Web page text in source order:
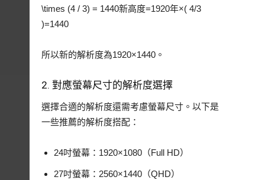
\times (4 / 3) = 1440新高度=1920年×( 4/3
)=1440
所以新的解析度為1920×1440。
2. 對應螢幕尺寸的解析度選擇
選擇合適的解析度還需考慮螢幕尺寸。以下是
一些推薦的解析度搭配：
24吋螢幕：1920×1080（Full HD）
27吋螢幕：2560×1440（QHD）